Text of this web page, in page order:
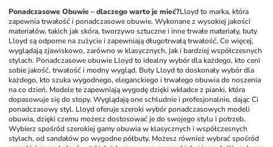
Ponadczasowe Obuwie – dlaczego warto je mieć?Lloyd to marka, która
zapewnia trwałość i ponadczasowe obuwie. Wykonane z wysokiej jakości
materiałów, takich jak skóra, tworzywo sztuczne i inne trwałe materiały, buty
Lloyd są odporne na zużycie i zapewniają długotrwałą trwałość. Co więcej,
wyglądają zjawiskowo, zarówno w klasycznych, jak i bardziej współczesnych
stylach. Ponadczasowe obuwie Lloyd to idealny wybór dla każdego, kto ceni
sobie jakość, trwałość i modny wygląd. Buty Lloyd to doskonały wybór dla
każdego, kto szuka wygodnego, eleganckiego i trwałego obuwia do noszenia
na co dzień. Modele te zapewniają wygodę dzięki wkładce z pianki, która
dopasowuje się do stopy. Wyglądają one schludnie i profesjonalnie, dając Ci
ponadczasowy styl. Lloyd oferuje szeroki wybór ponadczasowych modeli
obuwia, dzięki czemu możesz dostosować je do swojego stylu i potrzeb.
Wybierz spośród szerokiej gamy obuwia w klasycznych i współczesnych
stylach, od sandałów po wygodne półbuty. Możesz również wybrać spośród